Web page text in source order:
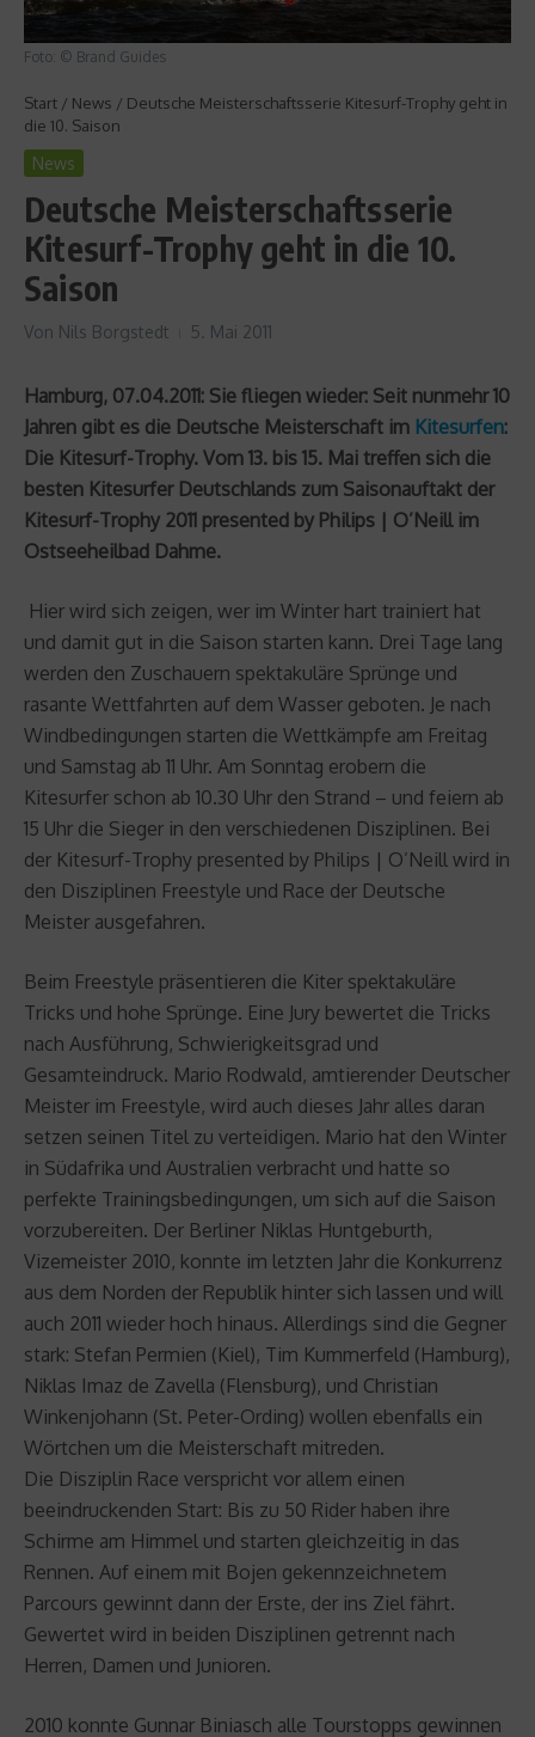
Foto: © Brand Guides
Start / News / Deutsche Meisterschaftsserie Kitesurf-Trophy geht in
die 10. Saison
News
Deutsche Meisterschaftsserie
Kitesurf-Trophy geht in die 10.
Saison
Von Nils Borgstedt 5. Mai 2011
Hamburg, 07.04.2011: Sie fliegen wieder: Seit nunmehr 10
Jahren gibt es die Deutsche Meisterschaft im Kitesurfen:
Die Kitesurf-Trophy. Vom 13. bis 15. Mai treffen sich die
besten Kitesurfer Deutschlands zum Saisonauftakt der
Kitesurf-Trophy 2011 presented by Philips | O’Neill im
Ostseeheilbad Dahme.
Hier wird sich zeigen, wer im Winter hart trainiert hat
und damit gut in die Saison starten kann. Drei Tage lang
werden den Zuschauern spektakuläre Sprünge und
rasante Wettfahrten auf dem Wasser geboten. Je nach
Windbedingungen starten die Wettkämpfe am Freitag
und Samstag ab 11 Uhr. Am Sonntag erobern die
Kitesurfer schon ab 10.30 Uhr den Strand – und feiern ab
15 Uhr die Sieger in den verschiedenen Disziplinen. Bei
der Kitesurf-Trophy presented by Philips | O’Neill wird in
den Disziplinen Freestyle und Race der Deutsche
Meister ausgefahren.
Beim Freestyle präsentieren die Kiter spektakuläre
Tricks und hohe Sprünge. Eine Jury bewertet die Tricks
nach Ausführung, Schwierigkeitsgrad und
Gesamteindruck. Mario Rodwald, amtierender Deutscher
Meister im Freestyle, wird auch dieses Jahr alles daran
setzen seinen Titel zu verteidigen. Mario hat den Winter
in Südafrika und Australien verbracht und hatte so
perfekte Trainingsbedingungen, um sich auf die Saison
vorzubereiten. Der Berliner Niklas Huntgeburth,
Vizemeister 2010, konnte im letzten Jahr die Konkurrenz
aus dem Norden der Republik hinter sich lassen und will
auch 2011 wieder hoch hinaus. Allerdings sind die Gegner
stark: Stefan Permien (Kiel), Tim Kummerfeld (Hamburg),
Niklas Imaz de Zavella (Flensburg), und Christian
Winkenjohann (St. Peter-Ording) wollen ebenfalls ein
Wörtchen um die Meisterschaft mitreden.
Die Disziplin Race verspricht vor allem einen
beeindruckenden Start: Bis zu 50 Rider haben ihre
Schirme am Himmel und starten gleichzeitig in das
Rennen. Auf einem mit Bojen gekennzeichnetem
Parcours gewinnt dann der Erste, der ins Ziel fährt.
Gewertet wird in beiden Disziplinen getrennt nach
Herren, Damen und Junioren.
2010 konnte Gunnar Biniasch alle Tourstopps gewinnen